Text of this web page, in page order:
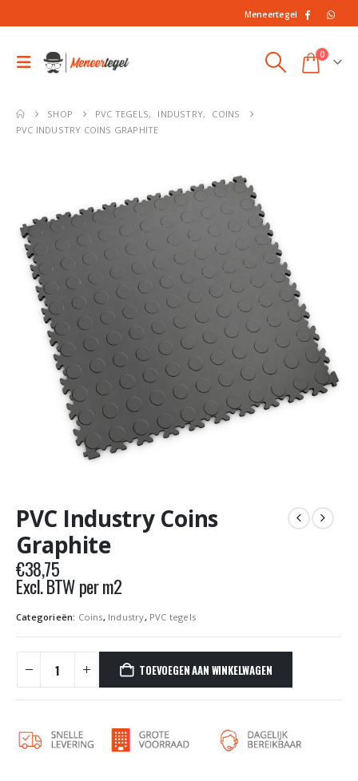
Meneertegel
0
SHOP PVC TEGELS, INDUSTRY,
COINS
PVC INDUSTRY COINS GRAPHITE
PVC Industry Coins
Graphite
€38,75
Excl. BTW per m2
Categorieën: Coins, Industry, PVC tegels
TOEVOEGEN AAN WINKELWAGEN